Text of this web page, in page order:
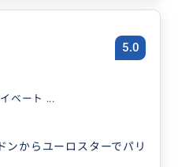
5.0
ベート ...
ンからユーロスターでパリ